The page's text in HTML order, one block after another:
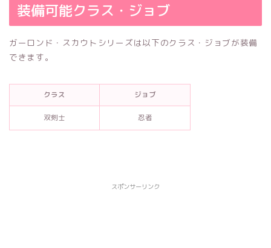
装備可能クラス・ジョブ
ガーロンド・スカウトシリーズは以下のクラス・ジョブが装備
できます。
クラス ジョブ
双剣士 忍者
スポンサーリンク